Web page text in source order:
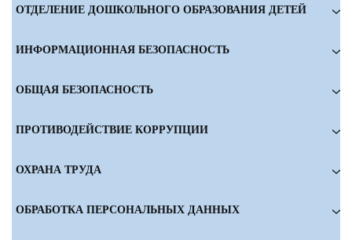
ОТДЕЛЕНИЕ ДОШКОЛЬНОГО ОБРАЗОВАНИЯ ДЕТЕЙ
ИНФОРМАЦИОННАЯ БЕЗОПАСНОСТЬ
ОБЩАЯ БЕЗОПАСНОСТЬ
ПРОТИВОДЕЙСТВИЕ КОРРУПЦИИ
ОХРАНА ТРУДА
ОБРАБОТКА ПЕРСОНАЛЬНЫХ ДАННЫХ